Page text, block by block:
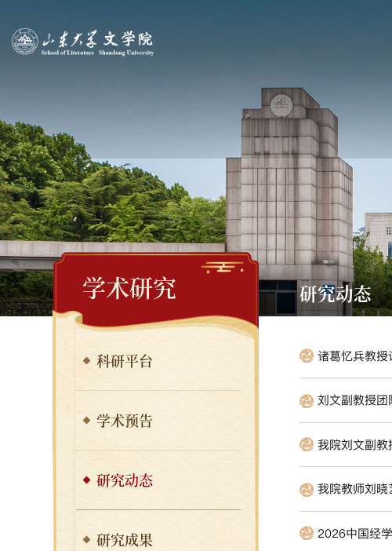
学术研究
科研平台
学术预告
研究动态
研究成果
研究动态
诸葛忆兵教授
刘文副教授
我院刘文副
我院教师刘
2026中国经